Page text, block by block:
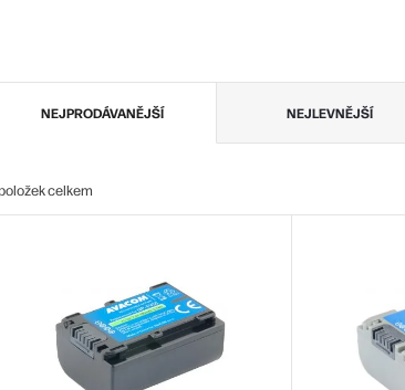
NEJPRODÁVANĚJŠÍ NEJLEVNĚJŠÍ
celkem